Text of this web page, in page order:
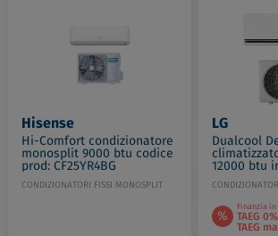
Hisense
Hi-Comfort condizionatore
monosplit 9000 btu codice
prod: CF25YR4BG
AS25YR4BW
CONDIZIONATORI FISSI MONOSPLIT
LG
Dualcool
12000 btu
codice
% Finanzia
TAEG 0%
TAEG